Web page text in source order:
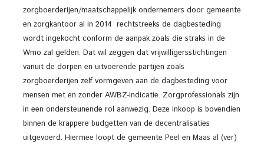
zorgboerderijen/maatschappelijk ondernemers door gemeente
en zorgkantoor al in 2014 rechtstreeks de dagbesteding
wordt ingekocht conform de aanpak zoals die straks in de
Wmo zal gelden. Dat wil zeggen dat vrijwilligersstichtingen
vanuit de dorpen en uitvoerende partijen zoals
zorgboerderijen zelf vormgeven aan de dagbesteding voor
mensen met en zonder AWBZ-indicatie. Zorgprofessionals zijn
in een ondersteunende rol aanwezig. Deze inkoop is bovendien
binnen de krappere budgetten van de decentralisaties
uitgevoerd. Hiermee loopt de gemeente Peel en Maas al (ver)